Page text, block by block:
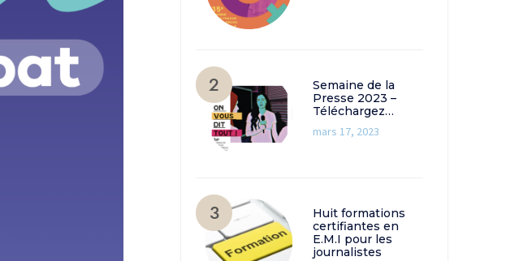
Semaine de la
Presse 2023 –
Téléchargez…
mars 17, 2023
Huit formations
certifiantes en
E.M.I pour les
journalistes